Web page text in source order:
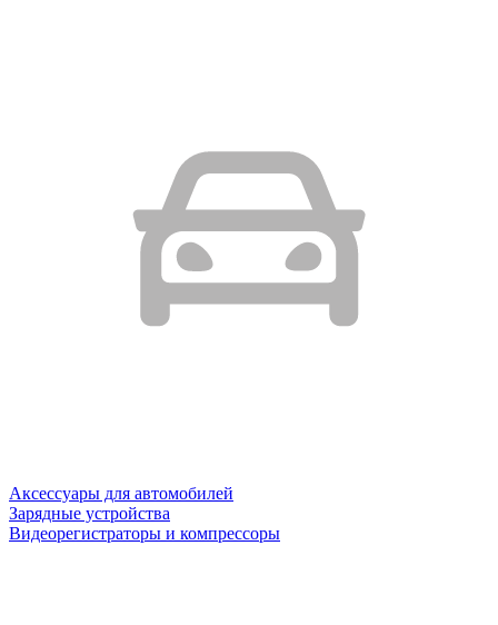
Аксессуары для автомобилей
Зарядные устройства
Видеорегистраторы и компрессоры